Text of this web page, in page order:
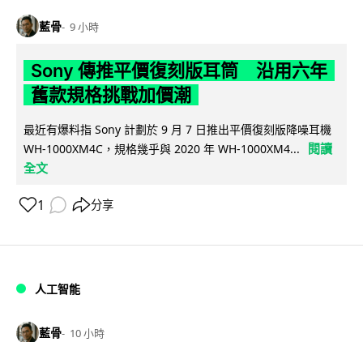
藍骨 9 小時
Sony 傳推平價復刻版耳筒 沿用六年
舊款規格挑戰加價潮
最近有爆料指 Sony 計劃於 9 月 7 日推出平價復刻版降噪耳機
WH-1000XM4C，規格幾乎與 2020 年 WH-1000XM4...
閱讀
全文
1 分享
人工智能
藍骨 10 小時